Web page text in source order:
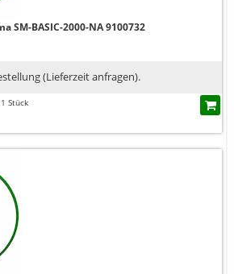
SM-BASIC-2000-NA 9100732
(Lieferzeit anfragen).
Stück